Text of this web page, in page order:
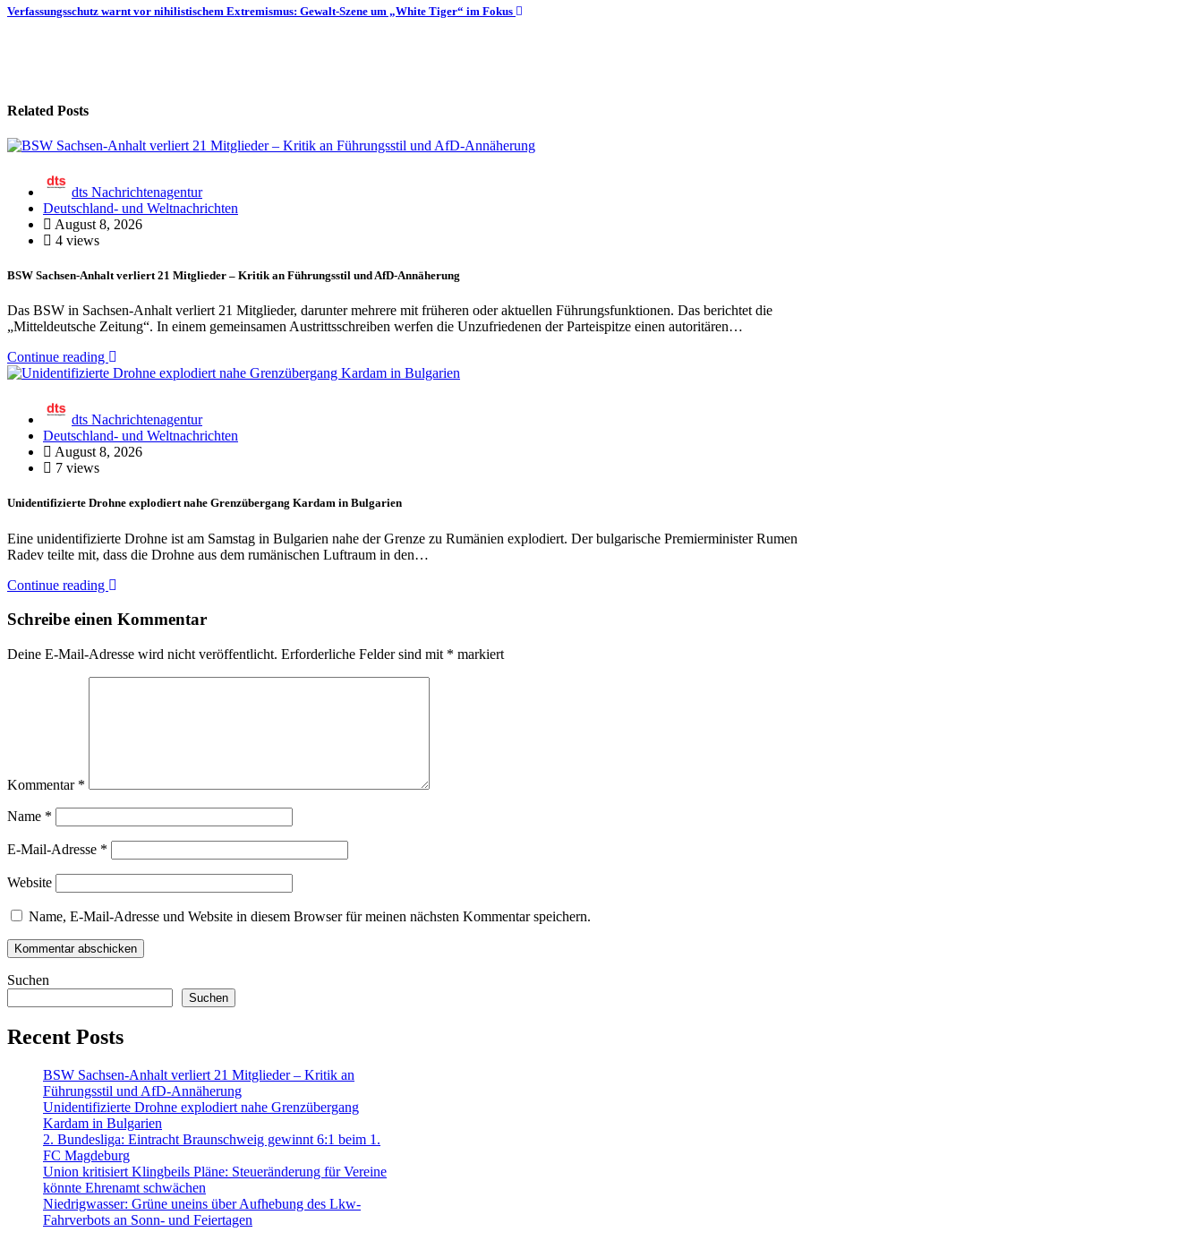
Verfassungsschutz warnt vor nihilistischem Extremismus: Gewalt-Szene um „White Tiger“ im Fokus
Related Posts
dts Nachrichtenagentur
Deutschland- und Weltnachrichten
August 8, 2026
4 views
BSW Sachsen-Anhalt verliert 21 Mitglieder – Kritik an Führungsstil und AfD-Annäherung
Das BSW in Sachsen-Anhalt verliert 21 Mitglieder, darunter mehrere mit früheren oder aktuellen Führungsfunktionen. Das berichtet die
„Mitteldeutsche Zeitung“. In einem gemeinsamen Austrittsschreiben werfen die Unzufriedenen der Parteispitze einen autoritären…
Continue reading
dts Nachrichtenagentur
Deutschland- und Weltnachrichten
August 8, 2026
7 views
Unidentifizierte Drohne explodiert nahe Grenzübergang Kardam in Bulgarien
Eine unidentifizierte Drohne ist am Samstag in Bulgarien nahe der Grenze zu Rumänien explodiert. Der bulgarische Premierminister Rumen
Radev teilte mit, dass die Drohne aus dem rumänischen Luftraum in den…
Continue reading
Schreibe einen Kommentar
Deine E-Mail-Adresse wird nicht veröffentlicht. Erforderliche Felder sind mit * markiert
Kommentar *
Name *
E-Mail-Adresse *
Website
Name, E-Mail-Adresse und Website in diesem Browser für meinen nächsten Kommentar speichern.
Suchen
Suchen
Recent Posts
BSW Sachsen-Anhalt verliert 21 Mitglieder – Kritik an
Führungsstil und AfD-Annäherung
Unidentifizierte Drohne explodiert nahe Grenzübergang
Kardam in Bulgarien
2. Bundesliga: Eintracht Braunschweig gewinnt 6:1 beim 1.
FC Magdeburg
Union kritisiert Klingbeils Pläne: Steueränderung für Vereine
könnte Ehrenamt schwächen
Niedrigwasser: Grüne uneins über Aufhebung des Lkw-
Fahrverbots an Sonn- und Feiertagen